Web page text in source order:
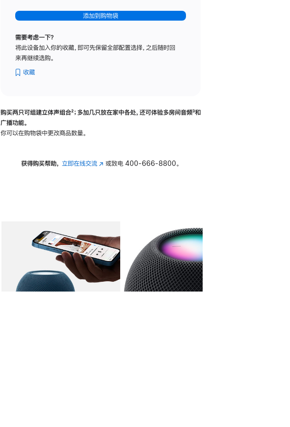
添加到购物袋
需要考虑一下？
将此设备加入你的收藏，即可先保留全部配置选择，之后随时回
来再继续选购。
收藏
购买两只可组建立体声组合脚
²；多加几只放在家中各处，还可体验多‍房‍间音频脚
³和
广播功能。
你可以在购物袋中更改商品数量。
获得购买帮助， 立即在线交流(在 或致电 400-666-8800。
图库 图像 4 图库 图像 5